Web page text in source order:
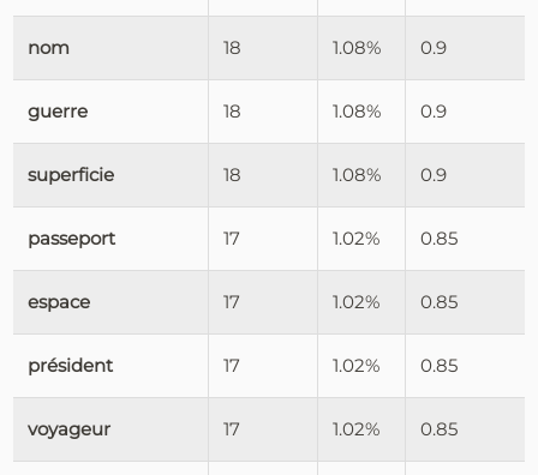
nom 18 1.08% 0.9
guerre 18 1.08% 0.9
superficie 18 1.08% 0.9
passeport 17 1.02% 0.85
espace 17 1.02% 0.85
président 17 1.02% 0.85
voyageur 17 1.02% 0.85